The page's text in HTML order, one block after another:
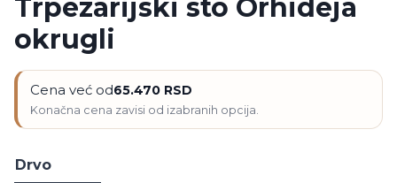
Trpezarijski sto Orhideja
okrugli
Cena već od65.470 RSD
Drvo